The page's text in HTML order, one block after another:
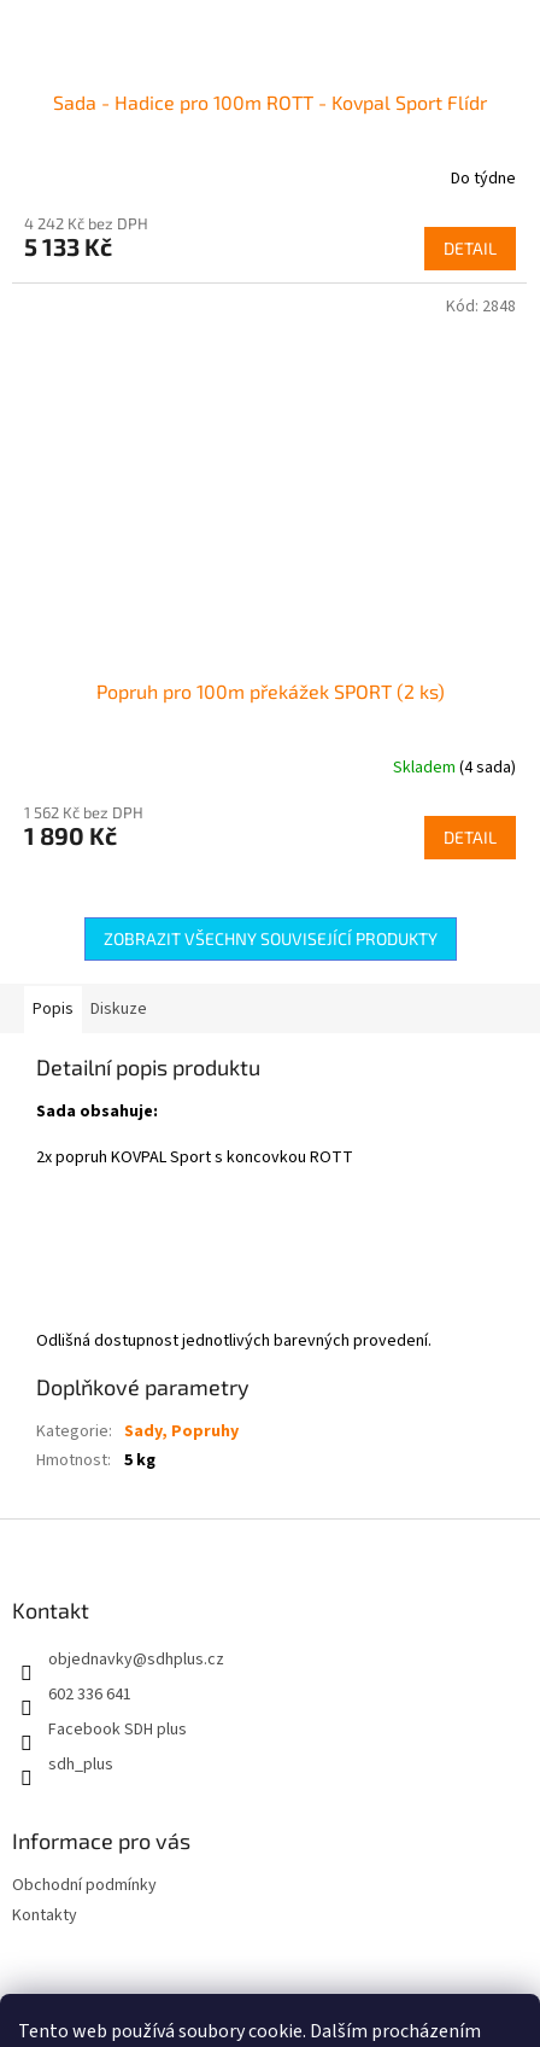
Tento web používá soubory cookie. Dalším procházením
Sada - Hadice pro 100m ROTT - Kovpal Sport Flídr
Do týdne
4 242 Kč bez DPH
5 133 Kč DETAIL
Popruh pro 100m překážek SPORT (2 ks)
Skladem (4 sada)
1 562 Kč bez DPH
1 890 Kč DETAIL
Kód: 2848
ZOBRAZIT VŠECHNY SOUVISEJÍCÍ PRODUKTY
Popis Diskuze
Detailní popis produktu
Sada obsahuje:
2x popruh KOVPAL Sport s koncovkou ROTT
Odlišná dostupnost jednotlivých barevných provedení.
Doplňkové parametry
Kategorie: Sady, Popruhy
Hmotnost: 5 kg
Kontakt
objednavky@sdhplus.cz
602 336 641
Facebook SDH plus
sdh_plus
Informace pro vás
Obchodní podmínky
Kontakty